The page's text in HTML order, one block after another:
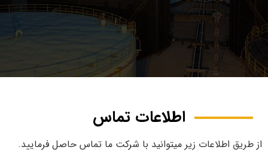
اطلاعات تماس
از طریق اطلاعات زیر میتوانید با شرکت ما تماس حاصل فرمایید.